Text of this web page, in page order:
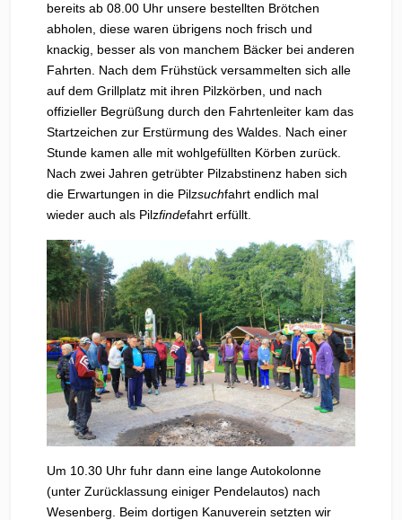
bereits ab 08.00 Uhr unsere bestellten Brötchen
abholen, diese waren übrigens noch frisch und
knackig, besser als von manchem Bäcker bei anderen
Fahrten. Nach dem Frühstück versammelten sich alle
auf dem Grillplatz mit ihren Pilzkörben, und nach
offizieller Begrüßung durch den Fahrtenleiter kam das
Startzeichen zur Erstürmung des Waldes. Nach einer
Stunde kamen alle mit wohlgefüllten Körben zurück.
Nach zwei Jahren getrübter Pilzabstinenz haben sich
die Erwartungen in die Pilzsuchfahrt endlich mal
wieder auch als Pilzfindefahrt erfüllt.
Um 10.30 Uhr fuhr dann eine lange Autokolonne
(unter Zurücklassung einiger Pendelautos) nach
Wesenberg. Beim dortigen Kanuverein setzten wir